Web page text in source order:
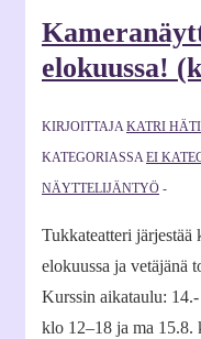
elokuussa!
KIRJOITTAJAKATRI HÄTI
KATEGORIASSAEI
NÄYTTELIJÄNTYÖ
Tukkateatteri järjestää
elokuussa ja vetäjänä
Kurssin aikataulu:
klo 12–18 ja ma